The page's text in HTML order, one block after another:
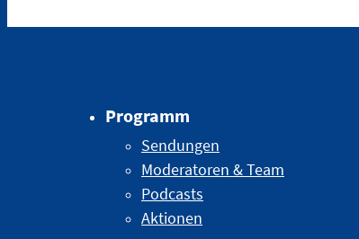
Programm
Sendungen
Moderatoren & Team
Podcasts
Aktionen